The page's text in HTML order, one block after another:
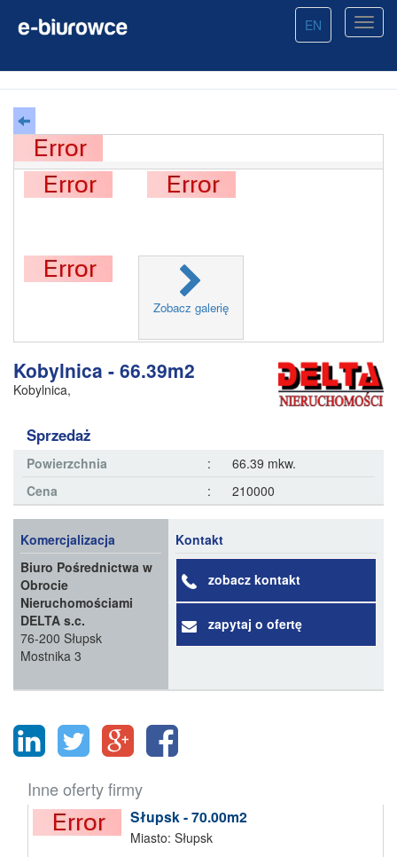
EN
Zobacz galerię
Kobylnica - 66.39m2
Kobylnica,
Sprzedaż
Powierzchnia :
66.39 mkw.
Cena
: 210000
Komercjalizacja
Biuro Pośrednictwa w
Obrocie
Nieruchomościami
DELTA s.c.
76-200 Słupsk
Mostnika 3
Kontakt
zobacz kontakt
zapytaj o ofertę
Inne oferty firmy
Słupsk - 70.00m2
Miasto: Słupsk